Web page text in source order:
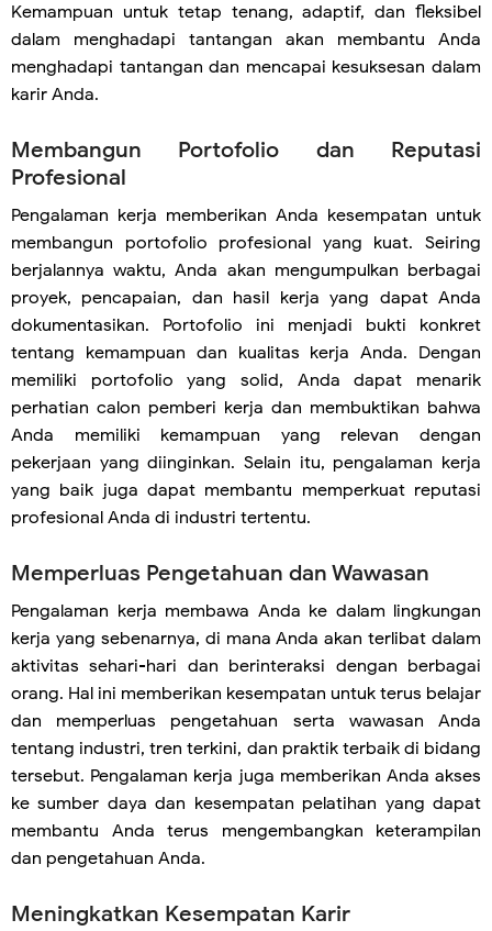
Kemampuan untuk tetap tenang, adaptif, dan fleksibel
dalam menghadapi tantangan akan membantu Anda
menghadapi tantangan dan mencapai kesuksesan dalam
karir Anda.
Membangun Portofolio dan Reputasi
Profesional
Pengalaman kerja memberikan Anda kesempatan untuk
membangun portofolio profesional yang kuat. Seiring
berjalannya waktu, Anda akan mengumpulkan berbagai
proyek, pencapaian, dan hasil kerja yang dapat Anda
dokumentasikan. Portofolio ini menjadi bukti konkret
tentang kemampuan dan kualitas kerja Anda. Dengan
memiliki portofolio yang solid, Anda dapat menarik
perhatian calon pemberi kerja dan membuktikan bahwa
Anda memiliki kemampuan yang relevan dengan
pekerjaan yang diinginkan. Selain itu, pengalaman kerja
yang baik juga dapat membantu memperkuat reputasi
profesional Anda di industri tertentu.
Memperluas Pengetahuan dan Wawasan
Pengalaman kerja membawa Anda ke dalam lingkungan
kerja yang sebenarnya, di mana Anda akan terlibat dalam
aktivitas sehari-hari dan berinteraksi dengan berbagai
orang. Hal ini memberikan kesempatan untuk terus belajar
dan memperluas pengetahuan serta wawasan Anda
tentang industri, tren terkini, dan praktik terbaik di bidang
tersebut. Pengalaman kerja juga memberikan Anda akses
ke sumber daya dan kesempatan pelatihan yang dapat
membantu Anda terus mengembangkan keterampilan
dan pengetahuan Anda.
Meningkatkan Kesempatan Karir